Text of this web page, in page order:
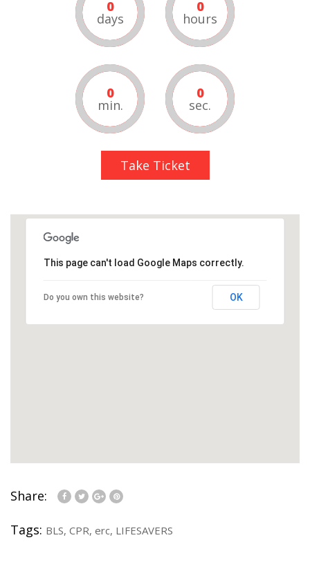
0
days
0
hours
0
min.
0
sec.
Take Ticket
This page can't load Google Maps correctly.
Do you own this website? OK
Share:
Tags: BLS, CPR, erc, LIFESAVERS